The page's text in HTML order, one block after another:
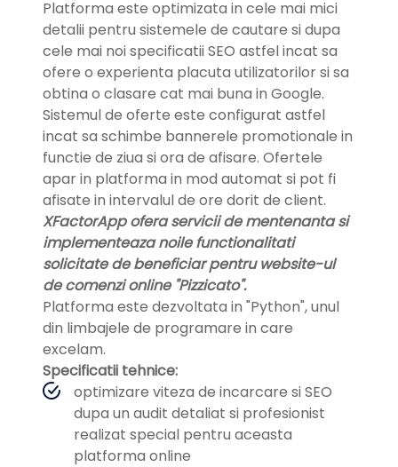
Platforma este optimizata in cele mai mici
detalii pentru sistemele de cautare si dupa
cele mai noi specificatii SEO astfel incat sa
ofere o experienta placuta utilizatorilor si sa
obtina o clasare cat mai buna in Google.
Sistemul de oferte este configurat astfel
incat sa schimbe bannerele promotionale in
functie de ziua si ora de afisare. Ofertele
apar in platforma in mod automat si pot fi
afisate in intervalul de ore dorit de client.
XFactorApp ofera servicii de mentenanta si
implementeaza noile functionalitati
solicitate de beneficiar pentru website-ul
de comenzi online "Pizzicato".
Platforma este dezvoltata in "Python", unul
din limbajele de programare in care
excelam.
Specificatii tehnice:
optimizare viteza de incarcare si SEO
dupa un audit detaliat si profesionist
realizat special pentru aceasta
platforma online